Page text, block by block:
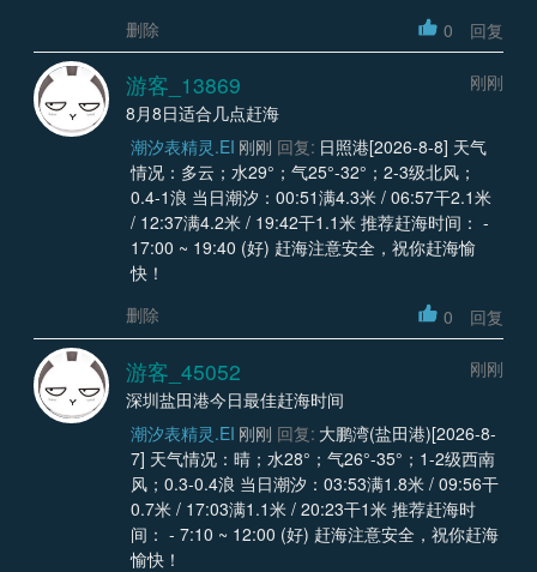
删除
0 回复
游客_13869
刚刚
8月8日适合几点赶海
潮汐表精灵.EI 刚刚 回复: 日照港[2026-8-8] 天气
情况：多云；水29°；气25°-32°；2-3级北风；
0.4-1浪 当日潮汐：00:51满4.3米 / 06:57干2.1米
/ 12:37满4.2米 / 19:42干1.1米 推荐赶海时间： -
17:00 ~ 19:40 (好) 赶海注意安全，祝你赶海愉
快！
删除
0 回复
游客_45052
刚刚
深圳盐田港今日最佳赶海时间
潮汐表精灵.EI 刚刚 回复: 大鹏湾(盐田港)[2026-8-
7] 天气情况：晴；水28°；气26°-35°；1-2级西南
风；0.3-0.4浪 当日潮汐：03:53满1.8米 / 09:56干
0.7米 / 17:03满1.1米 / 20:23干1米 推荐赶海时
间： - 7:10 ~ 12:00 (好) 赶海注意安全，祝你赶海
愉快！